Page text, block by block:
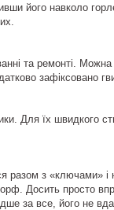
його навколо
та ремонті. Можна
зафіксовано
Для їх швидкого
разом з «ключами»
. Досить просто
за все, його не